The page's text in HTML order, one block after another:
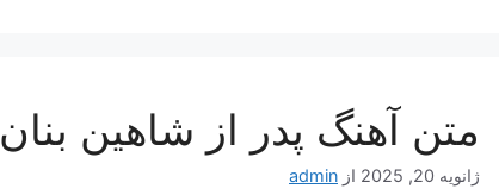
متن آهنگ پدر از شاهین بنان
ژانویه 20, 2025 از admin